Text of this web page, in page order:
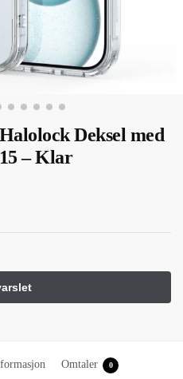
Deksel med
– Klar
Omtaler 0